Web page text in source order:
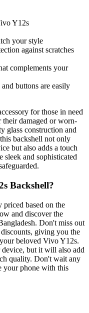
Y12s
your style
against scratches
complements your
buttons are easily
for those in need
damaged or worn-
glass construction and
backshell not only
but also adds a touch
sleek and sophisticated
Backshell?
based on the
and discover the
Don't miss out
giving you the
beloved Vivo Y12s.
but it will also add
quality. Don't wait any
your phone with this